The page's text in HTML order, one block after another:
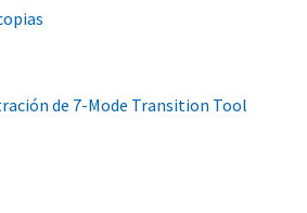
de 7-Mode Transition Tool